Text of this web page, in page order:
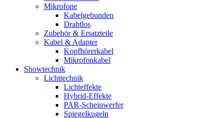
Mikrofone
Kabelgebunden
Drahtlos
Zubehör & Ersatzteile
Kabel & Adapter
Kopfhörerkabel
Mikrofonkabel
Showtechnik
Lichttechnik
Lichteffekte
Hybrid-Effekte
PAR-Scheinwerfer
Spiegelkugeln